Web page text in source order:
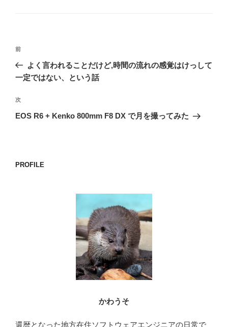
投
ナ
ゲ
ー
前
の
前
よく言われることだけど,時間の流れの感覚はけっして
一定ではない、という話
次
の
次
EOS R6 + Kenko 800mm F8 DX で月を撮ってみた
PROFILE
かわうそ
還暦となった地方在住ソフトウェアエンジニアの日常で